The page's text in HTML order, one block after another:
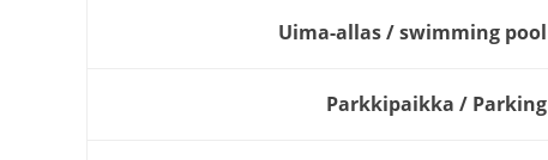
Uima-allas / swimming pool
Parkkipaikka / Parking